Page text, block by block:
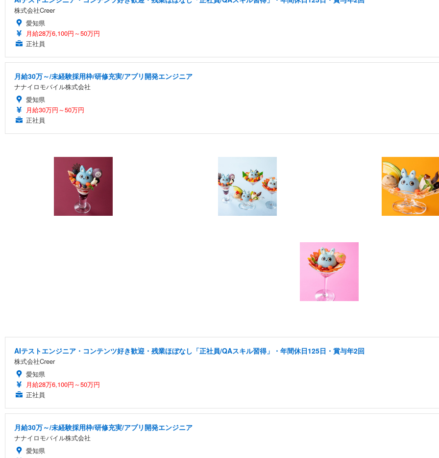
株式会社Creer
愛知県
月給28万6,100円～50万円
正社員
月給30万～/未経験採用枠/研修充実/アプリ開発エンジニア
ナナイロモバイル株式会社
愛知県
月給30万円～50万円
正社員
AIテストエンジニア・コンテンツ好き歓迎・残業ほぼなし「正社員/QAスキル習得」・年間休日125日・賞与年2回
株式会社Creer
愛知県
月給28万6,100円～50万円
正社員
月給30万～/未経験採用枠/研修充実/アプリ開発エンジニア
ナナイロモバイル株式会社
愛知県